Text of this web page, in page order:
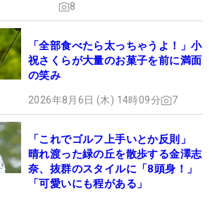
8
「全部食べたら太っちゃうよ！」小
祝さくらが大量のお菓子を前に満面
の笑み
2026年8月6日 (木) 14時09分 7
「これでゴルフ上手いとか反則」
晴れ渡った緑の丘を散歩する金澤志
奈、抜群のスタイルに「8頭身！」
「可愛いにも程がある」